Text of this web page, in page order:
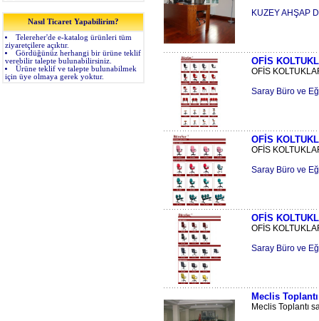
Nasıl Ticaret Yapabilirim?
Telereher'de e-katalog ürünleri tüm
ziyaretçilere açıktır.
Gördüğünüz herhangi bir ürüne teklif
verebilir talepte bulunabilirsiniz.
Ürüne teklif ve talepte bulunabilmek
için üye olmaya gerek yoktur.
KUZEY AHŞAP
OFİS
OFİS
Saray Büro ve
OFİS
OFİS
Saray Büro ve
OFİS
OFİS
Saray Büro ve
Meclis
Meclis Toplantı